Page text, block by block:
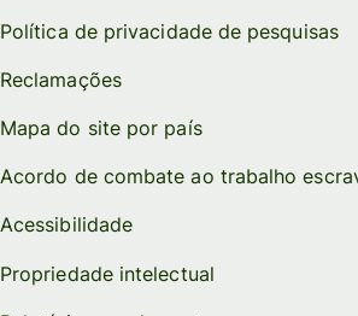
Política de privacidade de pesquisas
Reclamações
Mapa do site por país
Acordo de combate ao trabalho
Acessibilidade
Propriedade intelectual